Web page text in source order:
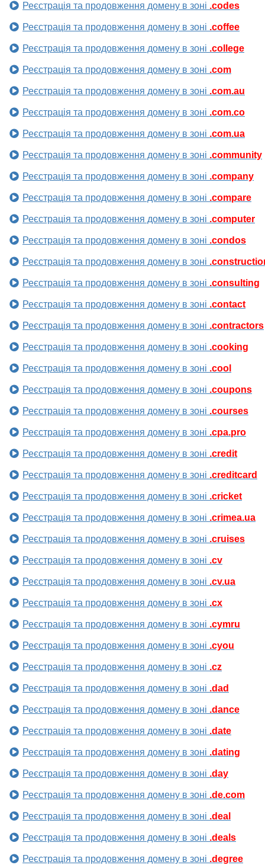
Реєстрація та продовження домену в зоні .codes
Реєстрація та продовження домену в зоні .coffee
Реєстрація та продовження домену в зоні .college
Реєстрація та продовження домену в зоні .com
Реєстрація та продовження домену в зоні .com.au
Реєстрація та продовження домену в зоні .com.co
Реєстрація та продовження домену в зоні .com.ua
Реєстрація та продовження домену в зоні .community
Реєстрація та продовження домену в зоні .company
Реєстрація та продовження домену в зоні .compare
Реєстрація та продовження домену в зоні .computer
Реєстрація та продовження домену в зоні .condos
Реєстрація та продовження домену в зоні
Реєстрація та продовження домену в зоні .consulting
Реєстрація та продовження домену в зоні .contact
Реєстрація та продовження домену в зоні .contractors
Реєстрація та продовження домену в зоні .cooking
Реєстрація та продовження домену в зоні .cool
Реєстрація та продовження домену в зоні .coupons
Реєстрація та продовження домену в зоні .courses
Реєстрація та продовження домену в зоні .cpa.pro
Реєстрація та продовження домену в зоні .credit
Реєстрація та продовження домену в зоні .creditcard
Реєстрація та продовження домену в зоні .cricket
Реєстрація та продовження домену в зоні .crimea.ua
Реєстрація та продовження домену в зоні .cruises
Реєстрація та продовження домену в зоні .cv
Реєстрація та продовження домену в зоні .cv.ua
Реєстрація та продовження домену в зоні .cx
Реєстрація та продовження домену в зоні .cymru
Реєстрація та продовження домену в зоні .cyou
Реєстрація та продовження домену в зоні .cz
Реєстрація та продовження домену в зоні .dad
Реєстрація та продовження домену в зоні .dance
Реєстрація та продовження домену в зоні .date
Реєстрація та продовження домену в зоні .dating
Реєстрація та продовження домену в зоні .day
Реєстрація та продовження домену в зоні .de.com
Реєстрація та продовження домену в зоні .deal
Реєстрація та продовження домену в зоні .deals
Реєстрація та продовження домену в зоні .degree